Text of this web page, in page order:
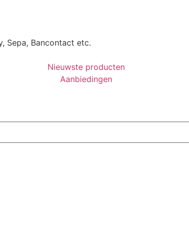
Sepa, Bancontact etc.
Nieuwste producten
Aanbiedingen